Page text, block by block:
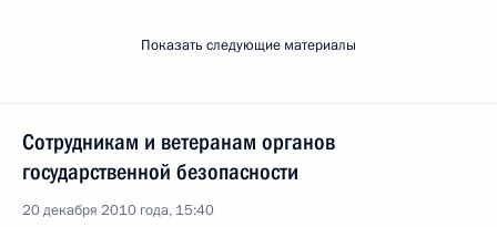
Показать следующие материалы
Сотрудникам и ветеранам органов
государственной безопасности
20 декабря 2010 года, 15:40